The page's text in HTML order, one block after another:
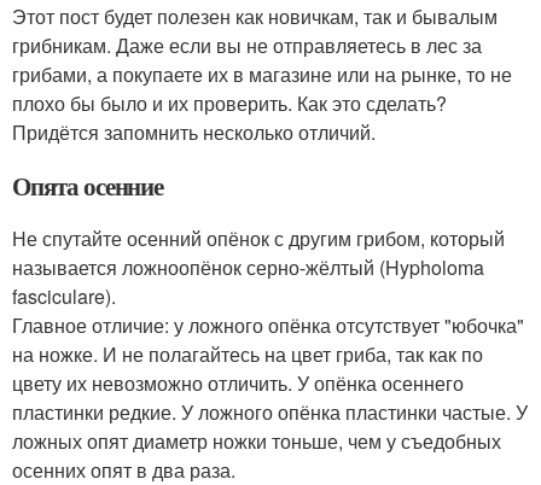
Этот пост будет полезен как новичкам, так и бывалым
грибникам. Даже если вы не отправляетесь в лес за
грибами, а покупаете их в магазине или на рынке, то не
плохо бы было и их проверить. Как это сделать?
Придётся запомнить несколько отличий.
Опята осенние
Не спутайте осенний опёнок с другим грибом, который
называется ложноопёнок серно-жёлтый (Hypholoma
fasciculare).
Главное отличие: у ложного опёнка отсутствует "юбочка"
на ножке. И не полагайтесь на цвет гриба, так как по
цвету их невозможно отличить. У опёнка осеннего
пластинки редкие. У ложного опёнка пластинки частые. У
ложных опят диаметр ножки тоньше, чем у съедобных
осенних опят в два раза.